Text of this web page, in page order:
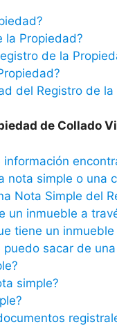
la Propiedad?
de la
del Registro de la
de Collado
nota simple o una
Nota Simple del
un inmueble a
tiene un
sacar de
simple?